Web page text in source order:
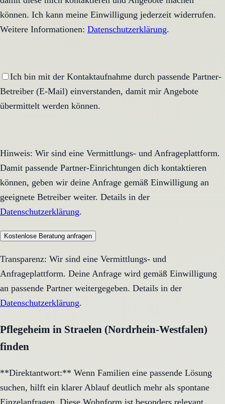
können. Ich kann meine Einwilligung jederzeit widerrufen.
Weitere Informationen: Datenschutzerklärung.
Ich bin mit der Kontaktaufnahme durch passende Partner-
Betreiber (E-Mail) einverstanden, damit mir Angebote
übermittelt werden können.
Hinweis: Wir sind eine Vermittlungs- und Anfrageplattform.
Damit passende Partner-Einrichtungen dich kontaktieren
können, geben wir deine Anfrage gemäß Einwilligung an
geeignete Betreiber weiter. Details in der
Datenschutzerklärung.
Kostenlose Beratung anfragen
Transparenz: Wir sind eine Vermittlungs- und
Anfrageplattform. Deine Anfrage wird gemäß Einwilligung
an passende Partner weitergegeben. Details in der
Datenschutzerklärung.
Pflegeheim in Straelen (Nordrhein-Westfalen)
finden
**Direktantwort:** Wenn Familien eine passende Lösung
suchen, hilft ein klarer Ablauf deutlich mehr als spontane